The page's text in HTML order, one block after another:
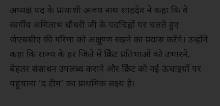
अध्यक्ष पद के प्रत्याशी अजय नाथ शाहदेव ने कहा कि वे
स्वर्गीय अमिताभ चौधरी जी के पदचिह्नों पर चलते हुए
जेएससीए की गरिमा को अक्षुण्ण रखने का प्रयास करेंगे। उन्होंने
कहा कि राज्य के हर जिले में क्रिकेट प्रतिभाओं को उभारने,
बेहतर संसाधन उपलब्ध कराने और क्रिकेट को नई ऊंचाइयों पर
पहुंचाना ‘द टीम’ का प्राथमिक लक्ष्य है।